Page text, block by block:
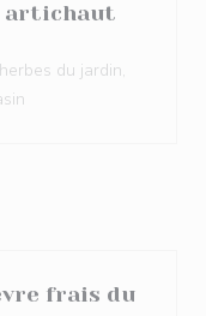
artichaut
du jardin,
frais du